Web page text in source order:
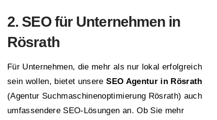
2. SEO für Unternehmen in
Rösrath
Für Unternehmen, die mehr als nur lokal erfolgreich
sein wollen, bietet unsereSEO Agentur in Rösrath
(Agentur Suchmaschinenoptimierung Rösrath) auch
umfassendere SEO-Lösungen an. Ob Sie mehr